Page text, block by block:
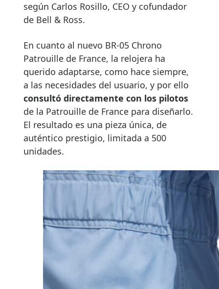
según Carlos Rosillo, CEO y cofundador
de Bell & Ross.
En cuanto al nuevo BR-05 Chrono
Patrouille de France, la relojera ha
querido adaptarse, como hace siempre,
a las necesidades del usuario, y por ello
consultó directamente con los pilotos
de la Patrouille de France para diseñarlo.
El resultado es una pieza única, de
auténtico prestigio, limitada a 500
unidades.